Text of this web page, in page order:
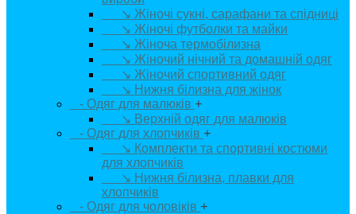
↘ Жіночі сукні, сарафани та спідниці
↘ Жіночі футболки та майки
↘ Жіноча термобілизна
↘ Жіночий нічний та домашній одяг
↘ Жіночий спортивний одяг
↘ Нижня білизна для жінок
- Одяг для малюків +
↘ Верхній одяг для малюків
- Одяг для хлопчиків +
↘ Комплекти та спортивні костюми
для хлопчиків
↘ Нижня білизна, плавки для
хлопчиків
- Одяг для чоловіків +